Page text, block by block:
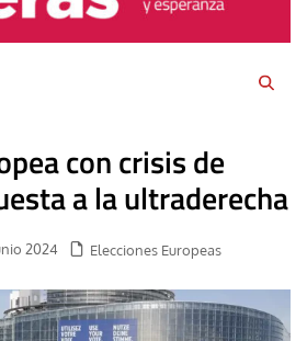
con crisis de
a la ultraderecha
2024 Elecciones Europeas